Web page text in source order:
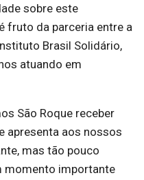
sobre este
fruto da parceria entre a
Brasil Solidário,
atuando em
São Roque receber
apresenta aos nossos
mas tão pouco
momento importante